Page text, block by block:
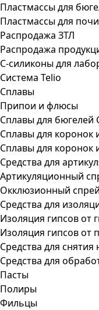
Пластмассы для
Пластмассы для
Распродажа ЗТЛ
Распродажа
С-силиконы для
Система Telio
Сплавы
Припои и флюсы
Сплавы для бюгелей
Сплавы для коронок
Сплавы для коронок
Средства для
Артикуляционный
Окклюзионный спрей
Средства для
Изоляция гипсов от
Изоляция гипсов от
Средства для
Средства для
Пасты
Полиры
Фильцы